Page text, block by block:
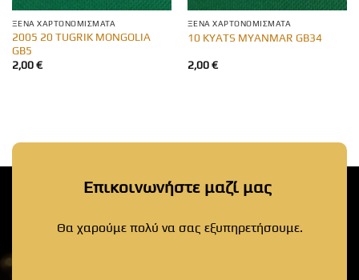
ΞΈΝΑ ΧΑΡΤΟΝΟΜΊΣΜΑΤΑ
2005 20 TUGRIK MONGOLIA
GB5
2,00€
ΞΈΝΑ ΧΑΡΤΟΝΟΜΊΣΜΑΤΑ
10 KYATS MYANMAR GB34
2,00€
Επικοινωνήστε μαζί μας
Θα χαρούμε πολύ να σας εξυπηρετήσουμε.